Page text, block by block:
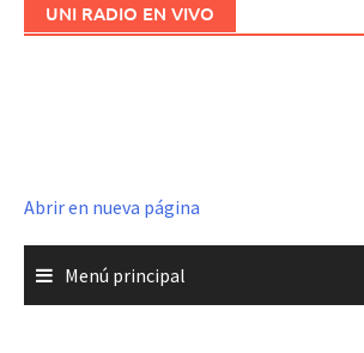
UNI RADIO EN VIVO
Abrir en nueva página
Menú principal